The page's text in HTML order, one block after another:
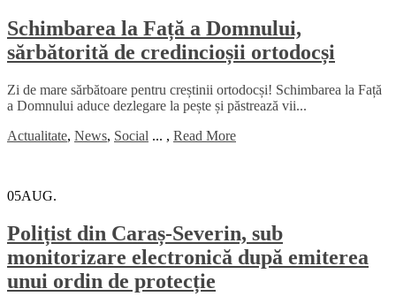
Schimbarea la Față a Domnului,
sărbătorită de credincioșii ortodocși
Zi de mare sărbătoare pentru creștinii ortodocși! Schimbarea la Față
a Domnului aduce dezlegare la pește și păstrează vii...
Actualitate, News, Social ... , Read More
05AUG.
Polițist din Caraș-Severin, sub
monitorizare electronică după emiterea
unui ordin de protecție